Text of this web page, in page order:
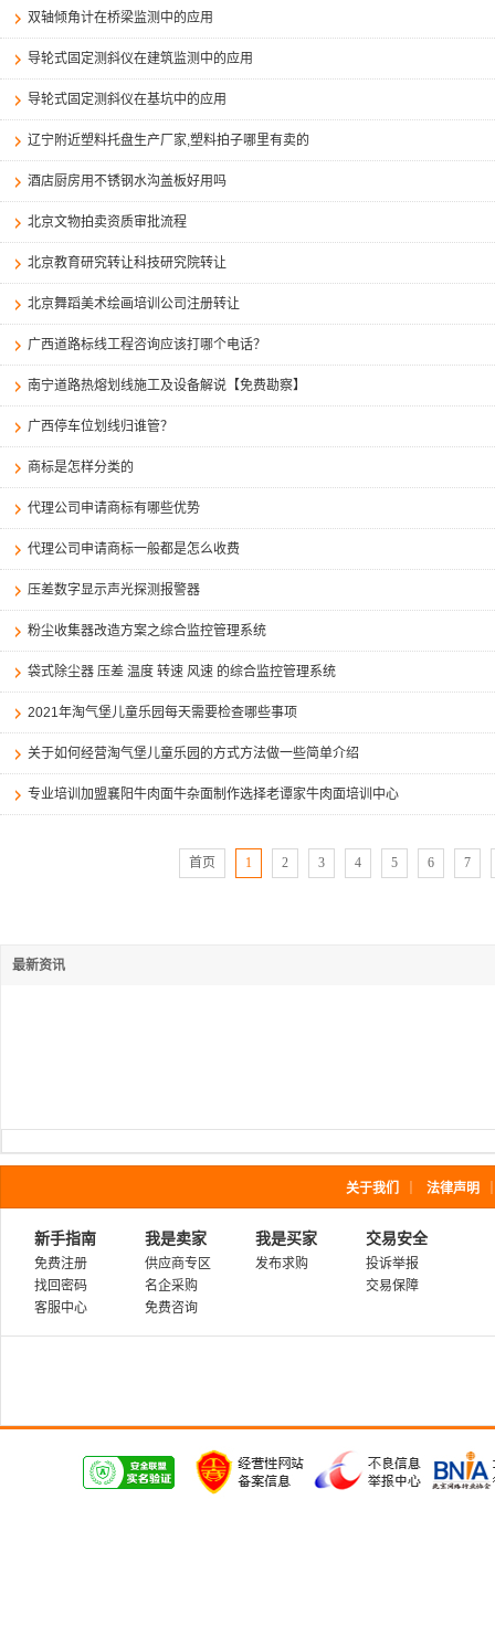
双轴倾角计在桥梁监测中的应用
导轮式固定测斜仪在建筑监测中的应用
导轮式固定测斜仪在基坑中的应用
辽宁附近塑料托盘生产厂家,塑料拍子哪里有卖的
酒店厨房用不锈钢水沟盖板好用吗
北京文物拍卖资质审批流程
北京教育研究转让科技研究院转让
北京舞蹈美术绘画培训公司注册转让
广西道路标线工程咨询应该打哪个电话？
南宁道路热熔划线施工及设备解说【免费勘察】
广西停车位划线归谁管？
商标是怎样分类的
代理公司申请商标有哪些优势
代理公司申请商标一般都是怎么收费
压差数字显示声光探测报警器
粉尘收集器改造方案之综合监控管理系统
袋式除尘器 压差 温度 转速 风速 的综合监控管理系统
2021年淘气堡儿童乐园每天需要检查哪些事项
关于如何经营淘气堡儿童乐园的方式方法做一些简单介绍
专业培训加盟襄阳牛肉面牛杂面制作选择老谭家牛肉面培训中心
首页 1 2 3 4 5 6 7
最新资讯
关于我们 法律声明
新手指南
免费注册
找回密码
客服中心
我是卖家
供应商专区
名企采购
免费咨询
我是买家
发布求购
交易安全
投诉举报
交易保障